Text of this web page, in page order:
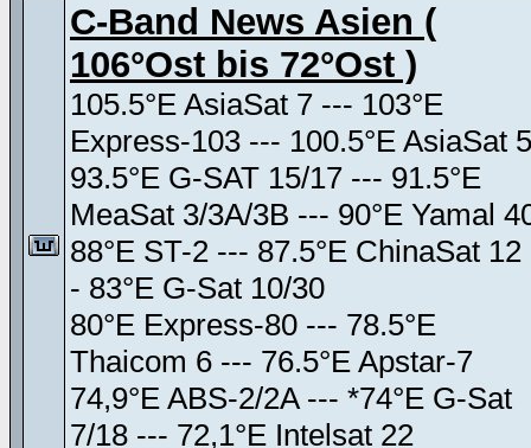
C-Band News Asien (
106°Ost bis 72°Ost )
105.5°E AsiaSat 7 --- 103°E
Express-103 --- 100.5°E AsiaSat 5
93.5°E G-SAT 15/17 --- 91.5°E
MeaSat 3/3A/3B --- 90°E Yamal
88°E ST-2 --- 87.5°E ChinaSat 12
- 83°E G-Sat 10/30
80°E Express-80 --- 78.5°E
Thaicom 6 --- 76.5°E Apstar-7
74,9°E ABS-2/2A --- *74°E G-Sat
7/18 --- 72,1°E Intelsat 22